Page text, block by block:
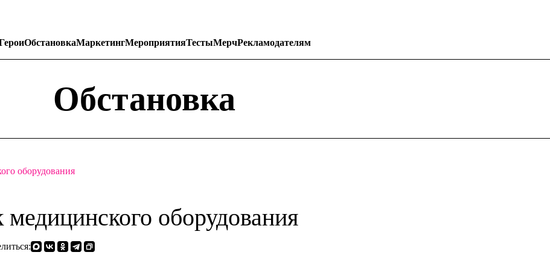
ОбстановкаМаркетингМероприятияТестыМерчРекламодателям
Обстановка
оборудования
оборудования